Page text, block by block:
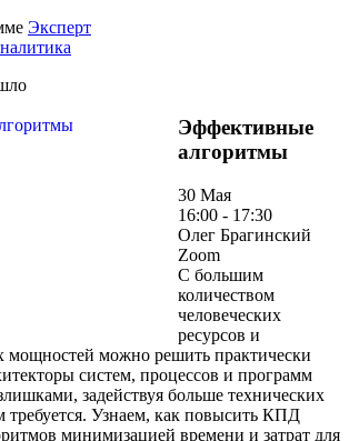
Эксперт
Эффективные
алгоритмы
30 Мая
16:00 - 17:30
Олег Брагинский
Zoom
С большим
количеством
человеческих
ресурсов и
мощностей можно решить практически
систем, процессов и программ
задействуя больше технических
требуется. Узнаем, как повысить КПД
минимизацией времени и затрат для